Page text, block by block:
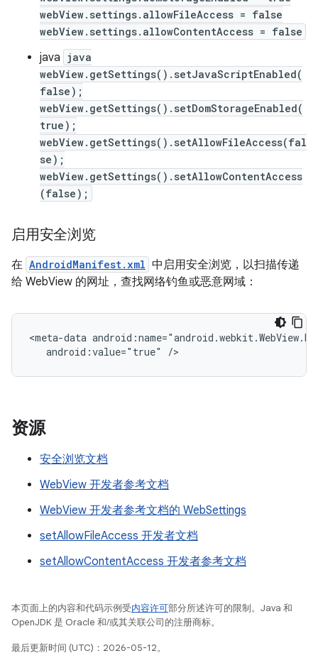
webView.settings.allowFileAccess = false
webView.settings.allowContentAccess = false
java java
webView.getSettings().setJavaScriptEnabled(
false);
webView.getSettings().setDomStorageEnabled(
true);
webView.getSettings().setAllowFileAccess(fal
se);
webView.getSettings().setAllowContentAccess
(false);
启用安全浏览
在 AndroidManifest.xml 中启用安全浏览，以扫描传递
给 WebView 的网址，查找网络钓鱼或恶意网域：
<meta-data
android:value="true"
资源
安全浏览文档
WebView 开发者参考文档
WebView 开发者参考文档的 WebSettings
setAllowFileAccess 开发者文档
setAllowContentAccess 开发者参考文档
本页面上的内容和代码示例受内容许可部分所述许可的限制。Java 和
OpenJDK 是 Oracle 和/或其关联公司的注册商标。
最后更新时间 (UTC)：2026-05-12。